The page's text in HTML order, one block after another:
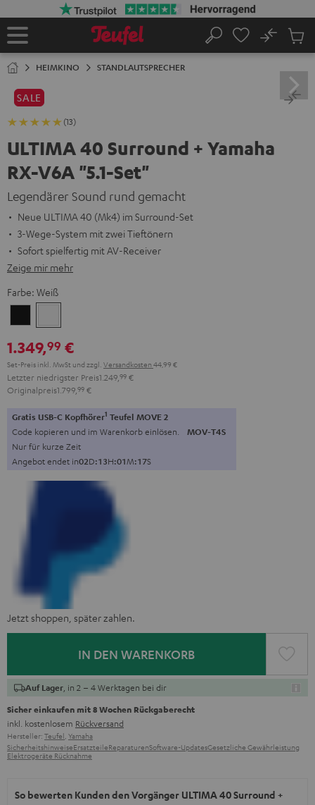
Startseite
Suche
No
HEIMKINO STANDLAUTSPRECHER
SALE
(13)
ULTIMA 40 Surround + Yamaha
RX-V6A "5.1-Set"
Legendärer Sound rund gemacht
Neue ULTIMA 40 (Mk4) im Surround-Set
3-Wege-System mit zwei Tieftönern
Sofort spielfertig mit AV-Receiver
Zeige mir mehr
Farbe: Weiß
1.349,99 €
Set-Preis inkl. MwSt und zzgl. Versandkosten 44,99 €
Letzter niedrigster Preis1.249, 99 €
Originalpreis1.799, 99 €
Gratis USB-C Kopfhörer1 Teufel MOVE 2
Code kopieren und im Warenkorb einlösen. MOV-T4S
Nur für kurze Zeit
Angebot endet in02D:13H:01M:16S
Jetzt shoppen, später zahlen.
IN DEN WARENKORB
Auf Lager , in 2 – 4 Werktagen bei dir
Sicher einkaufen mit 8 Wochen Rückgaberecht
inkl. kostenlosem Rückversand
Hersteller: Teufel, Yamaha
SicherheitshinweiseErsatzteileReparaturenSoftware-UpdatesGesetzliche Gewährleistung
Elektrogeräte Rücknahme
So bewerten Kunden den Vorgänger ULTIMA 40 Surround +